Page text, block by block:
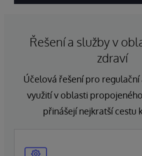
Řešení a služby v
zdraví
Účelová řešení pro
využití v oblasti
přinášejí nejkratší cestu